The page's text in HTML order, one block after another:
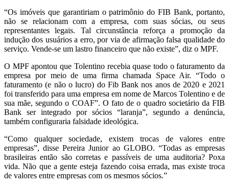
“Os imóveis que garantiriam o patrimônio do FIB Bank, portanto,
não se relacionam com a empresa, com suas sócias, ou seus
representantes legais. Tal circunstância reforça a promoção da
indução dos usuários a erro, por via de afirmação falsa qualidade do
serviço. Vende-se um lastro financeiro que não existe”, diz o MPF.
O MPF apontou que Tolentino recebia quase todo o faturamento da
empresa por meio de uma firma chamada Space Air. “Todo o
faturamento (e não o lucro) do Fib Bank nos anos de 2020 e 2021
foi transferido para uma empresa em nome de Marcos Tolentino e de
sua mãe, segundo o COAF”. O fato de o quadro societário da FIB
Bank ser integrado por sócios “laranja”, segundo a denúncia,
também configuraria falsidade ideológica.
“Como qualquer sociedade, existem trocas de valores entre
empresas”, disse Pereira Junior ao GLOBO. “Todas as empresas
brasileiras então são corretas e passíveis de uma auditoria? Poxa
vida. Não que a gente esteja fazendo coisa errada, mas existe troca
de valores entre empresas com os mesmos sócios.”